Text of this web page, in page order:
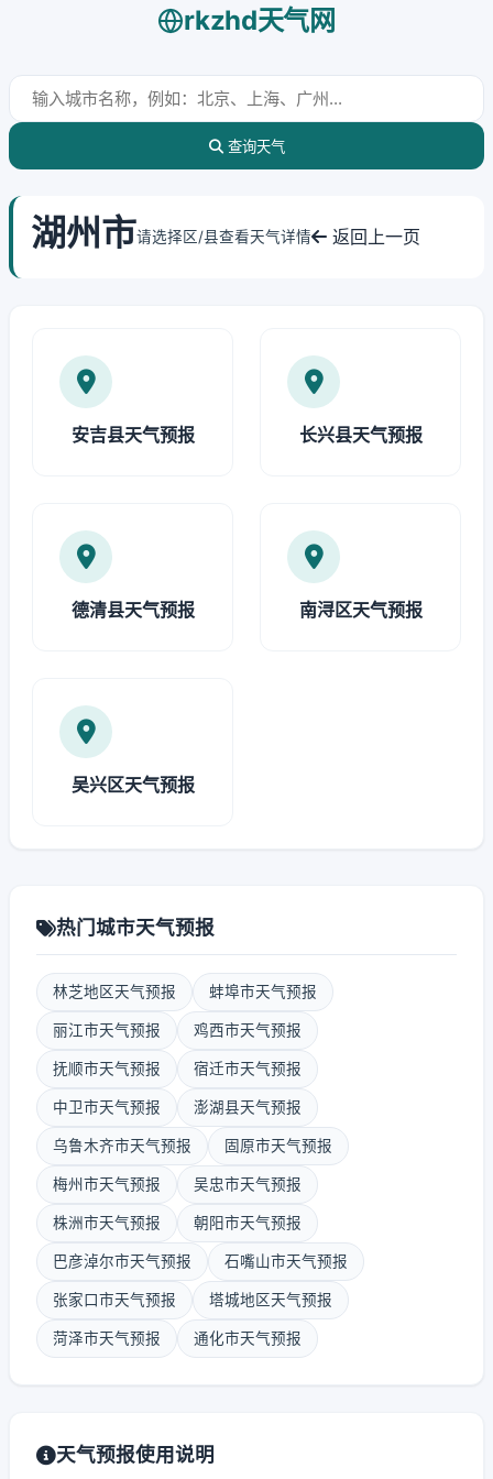
rkzhd天气网
查询天气
湖州市请选择区/县查看天气详情 返回上一页
安吉县天气预报 长兴县天气预报
德清县天气预报 南浔区天气预报
吴兴区天气预报
热门城市天气预报
林芝地区天气预报 蚌埠市天气预报
丽江市天气预报 鸡西市天气预报
抚顺市天气预报 宿迁市天气预报
中卫市天气预报 澎湖县天气预报
乌鲁木齐市天气预报 固原市天气预报
梅州市天气预报 吴忠市天气预报
株洲市天气预报 朝阳市天气预报
巴彦淖尔市天气预报 石嘴山市天气预报
张家口市天气预报 塔城地区天气预报
菏泽市天气预报 通化市天气预报
天气预报使用说明